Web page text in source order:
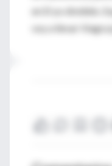
en El yo dividido.
voy a llevar Viagra